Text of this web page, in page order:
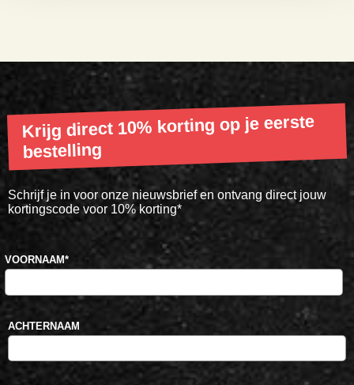
Krijg direct 10% korting op je eerste
bestelling
Schrijf je in voor onze nieuwsbrief en ontvang direct jouw
kortingscode voor 10% korting*
VOORNAAM*
ACHTERNAAM